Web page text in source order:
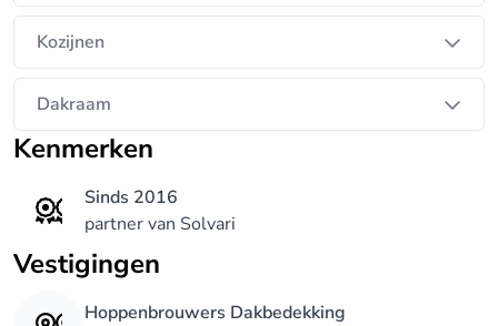
projecten.
Kozijnen
Dakraam
Kenmerken
Sinds 2016
partner van Solvari
Vestigingen
Hoppenbrouwers Dakbedekking